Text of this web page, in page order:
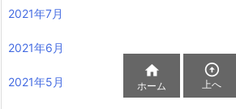
2021年7月
2021年6月
2021年5月

ホーム

上へ